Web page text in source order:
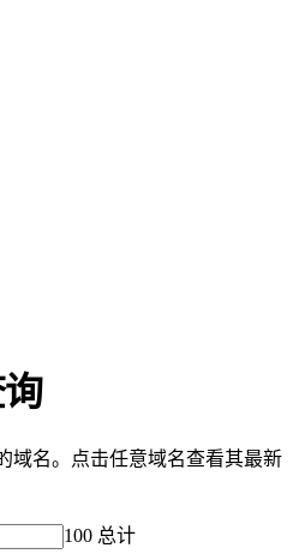
域名。点击任意域名查看其最新
100 总计